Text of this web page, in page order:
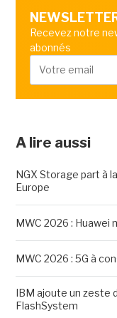
Recevez notre
abonnés
A lire aussi
NGX Storage part à
Europe
MWC 2026 :
MWC 2026 : 5G à
IBM ajoute un zeste
FlashSystem